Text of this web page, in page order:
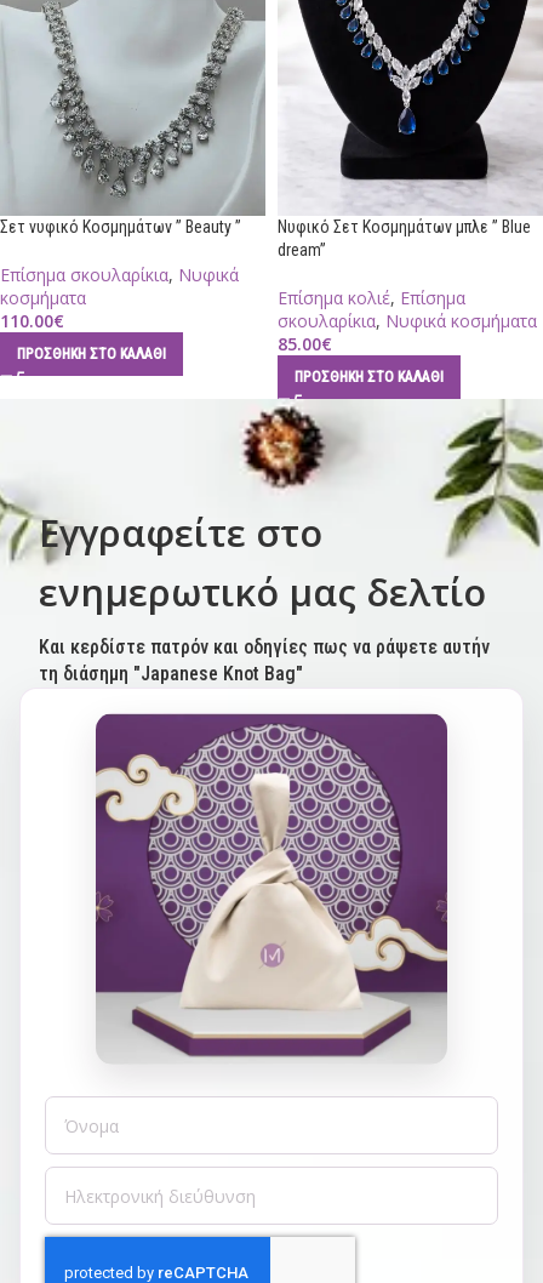
Σετ νυφικό Κοσμημάτων ” Beauty ”
Επίσημα σκουλαρίκια, Νυφικά
κοσμήματα
110.00€
ΠΡΟΣΘΉΚΗ ΣΤΟ ΚΑΛΆΘΙ
Νυφικό Σετ Κοσμημάτων μπλε ” Blue
dream”
Επίσημα κολιέ, Επίσημα
σκουλαρίκια, Νυφικά κοσμήματα
85.00€
ΠΡΟΣΘΉΚΗ ΣΤΟ ΚΑΛΆΘΙ
Εγγραφείτε στο
ενημερωτικό μας δελτίο
Και κερδίστε πατρόν και οδηγίες πως να ράψετε αυτήν
τη διάσημη "Japanese Knot Bag"